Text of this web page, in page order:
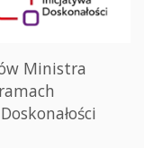
Ministra